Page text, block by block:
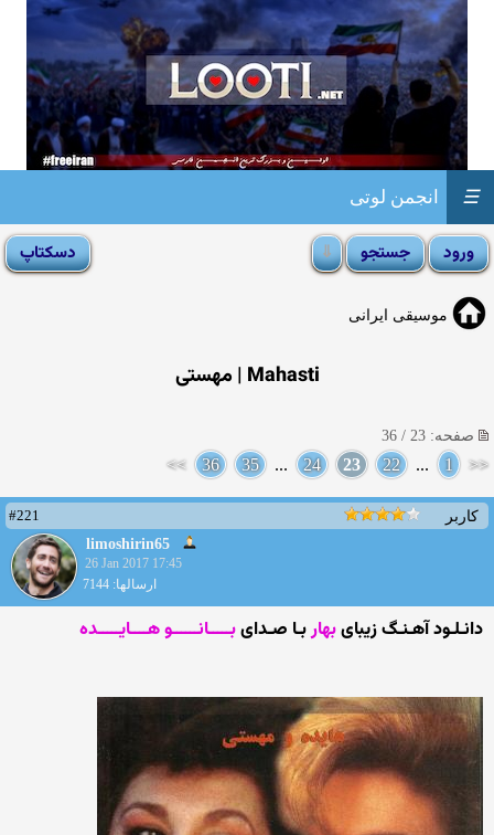
انجمن لوتی ☰
موسیقی ایرانی
Mahasti | مهستی
صفحه: 23 / 36
<<
1
...
22
23
24
...
35
36
>>
کاربر
#221
limoshirin65
26 Jan 2017 17:45
ارسالها: 7144
دانـلـود آهـنـگ زیبایبهاربـا صـدایبـــــانــــــو هــــایـــــده